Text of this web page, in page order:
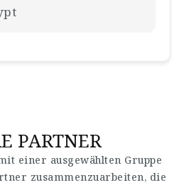
PARTNER
einer ausgewählten Gruppe
zusammenzuarbeiten, die